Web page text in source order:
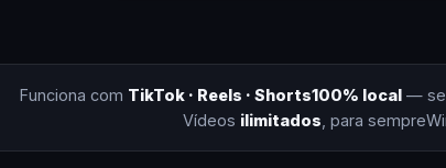
Funciona com TikTok · Reels · Shorts100% local—
Vídeos ilimitados , para sempre